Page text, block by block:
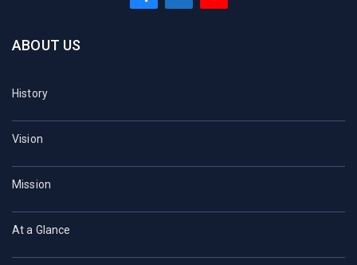
ABOUT US
History
Vision
Mission
At a Glance